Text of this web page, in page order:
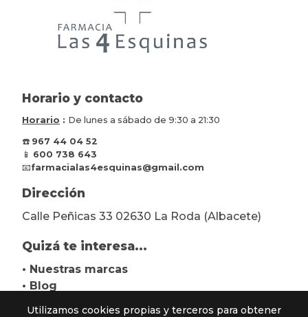
Horario y contacto
Horario : De lunes a sábado de 9:30 a 21:30
☎️ 967 44 04 52
📱 600 738 643
📧farmacialas4esquinas@gmail.com
Dirección
Calle Peñicas 33 02630 La Roda (Albacete)
Quizá te interesa...
• Nuestras marcas
• Blog
Utilizamos cookies propias y terceros para obtener